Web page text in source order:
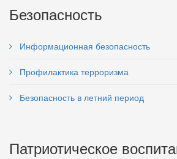
Безопасность
Информационная безопасность
Профилактика терроризма
Безопасность в летний период
Патриотическое